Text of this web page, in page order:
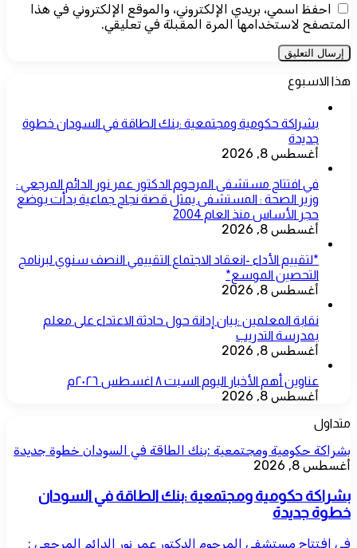
احفظ اسمي، بريدي الإلكتروني، والموقع الإلكتروني في هذا
المتصفح لاستخدامها المرة المقبلة في تعليقي.
هذا الاسبوع
بشراكة حكومية ومجتمعية :بنك الطاقة في السودان خطوة
جديدة
أغسطس 8, 2026
في افتتاح مستشفى المرحوم الدكتور عمر نور الدائم المرجعي :
وزير الصحة : المستشفى يمثل قصة نجاح جماعية بدأت بوضع
حجر الأساس منذ العام 2004
أغسطس 8, 2026
*لتقييم الأداء -انعقاد الاجتماع التقييمي النصف سنوي لبرنامج
التحصين الموسع*
أغسطس 8, 2026
نقابة المعلمين :بيان إدانة حول حادثة الاعتداء على معلم
بمدرسة التدريب
أغسطس 8, 2026
عناوين أهم الأخبار اليوم السبت ٨ اغسطس ٢٠٢٦م
أغسطس 8, 2026
متداول
بشراكة حكومية ومجتمعية :بنك الطاقة في السودان خطوة جديدة
أغسطس 8, 2026
بشراكة حكومية ومجتمعية :بنك الطاقة في السودان
خطوة جديدة
في افتتاح مستشفى المرحوم الدكتور عمر نور الدائم المرجعي :